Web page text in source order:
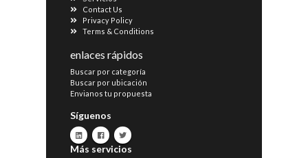
Contact Us
Privacy Policy
Terms & Conditions
enlaces rápidos
Buscar por categoría
Buscar por ubicación
Envianos tu propuesta
Síguenos
Más servicios